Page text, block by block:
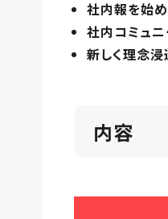
社内報を始
社内コミュニ
新しく理念
内容